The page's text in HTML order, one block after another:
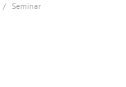
/ Seminar